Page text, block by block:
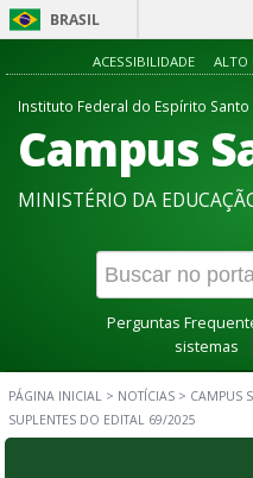
BRASIL
ACESSIBILIDADE ALTO
Instituto Federal do Espírito Santo
Campus
MINISTÉRIO DA
Perguntas
sistemas
PÁGINA INICIAL > NOTÍCIAS > CAMPUS
SUPLENTES DO EDITAL 69/2025